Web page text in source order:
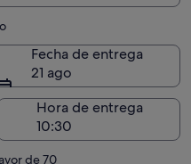
Fecha de entrega
21 ago
Hora de entrega
de 70